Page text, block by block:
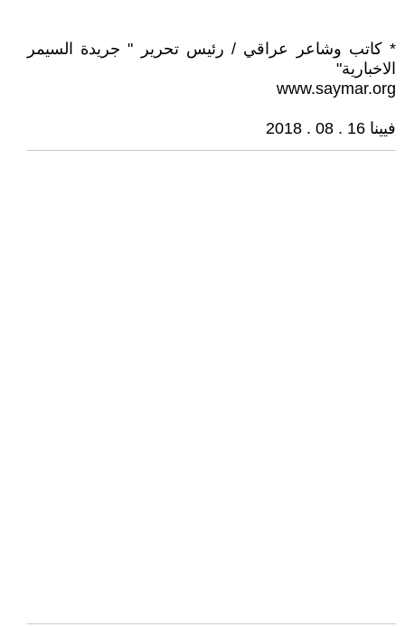
* كاتب وشاعر عراقي / رئيس تحرير " جريدة السيمر
الاخبارية"
www.saymar.org
فيينا 16 . 08 . 2018